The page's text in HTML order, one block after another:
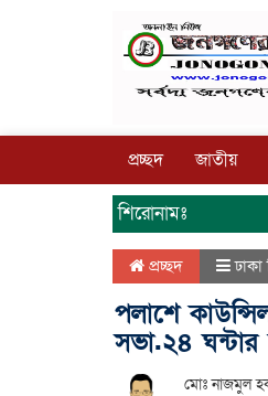
প্রচ্ছদ জাতীয়
শিরোনামঃ
প্রচ্ছদ
পলাশে
সভা.২৪ ঘন্টার
মোঃ নাজমুল